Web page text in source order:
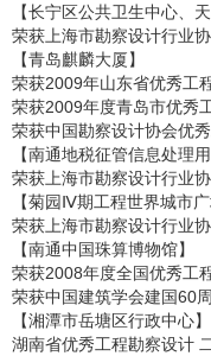
【长宁区公共卫生中心、
荣获上海市勘察设计行业
【青岛麒麟大厦】
荣获2009年山东省优秀工
荣获2009年度青岛市优秀
荣获中国勘察设计协会优
【南通地税征管信息处理用
荣获上海市勘察设计行业
【菊园Ⅳ期工程世界城市广
荣获上海市勘察设计行业
【南通中国珠算博物馆】
荣获2008年度全国优秀工
荣获中国建筑学会建国60
【湘潭市岳塘区行政中心】
湖南省优秀工程勘察设计